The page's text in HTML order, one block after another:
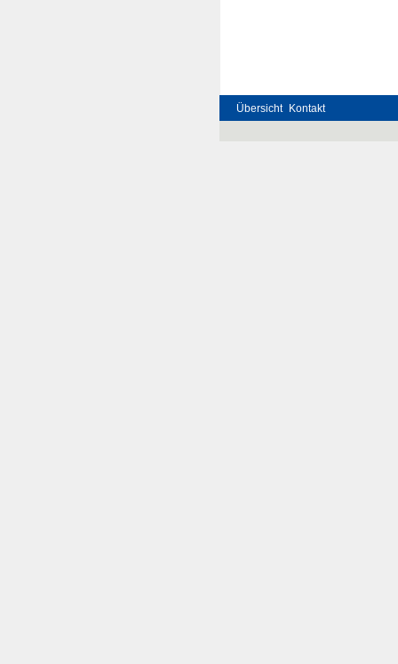
Übersicht Kontakt